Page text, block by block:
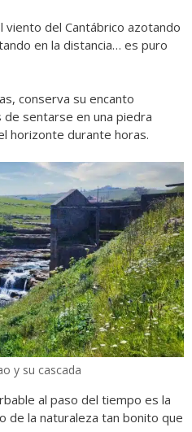
viento del Cantábrico azotando
en la distancia… es puro
conserva su encanto
sentarse en una piedra
horizonte durante horas.
y su cascada
al paso del tiempo es la
de la naturaleza tan bonito que